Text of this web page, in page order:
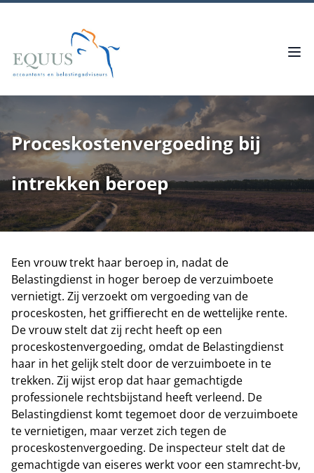
Proceskostenvergoeding bij
intrekken beroep
Een vrouw trekt haar beroep in, nadat de
Belastingdienst in hoger beroep de verzuimboete
vernietigt. Zij verzoekt om vergoeding van de
proceskosten, het griffierecht en de wettelijke rente.
De vrouw stelt dat zij recht heeft op een
proceskostenvergoeding, omdat de Belastingdienst
haar in het gelijk stelt door de verzuimboete in te
trekken. Zij wijst erop dat haar gemachtigde
professionele rechtsbijstand heeft verleend. De
Belastingdienst komt tegemoet door de verzuimboete
te vernietigen, maar verzet zich tegen de
proceskostenvergoeding. De inspecteur stelt dat de
gemachtigde van eiseres werkt voor een stamrecht-bv,